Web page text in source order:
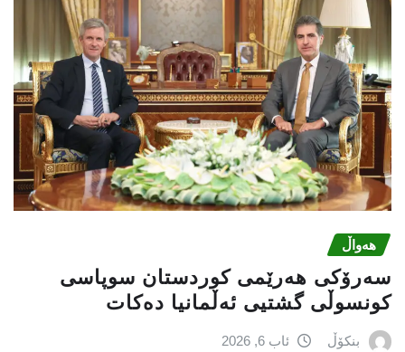
هەواڵ
سەرۆکی هەرێمی کوردستان سوپاسى
کونسوڵی گشتیی ئەڵمانیا دەکات
بنکۆڵ ئاب 6, 2026